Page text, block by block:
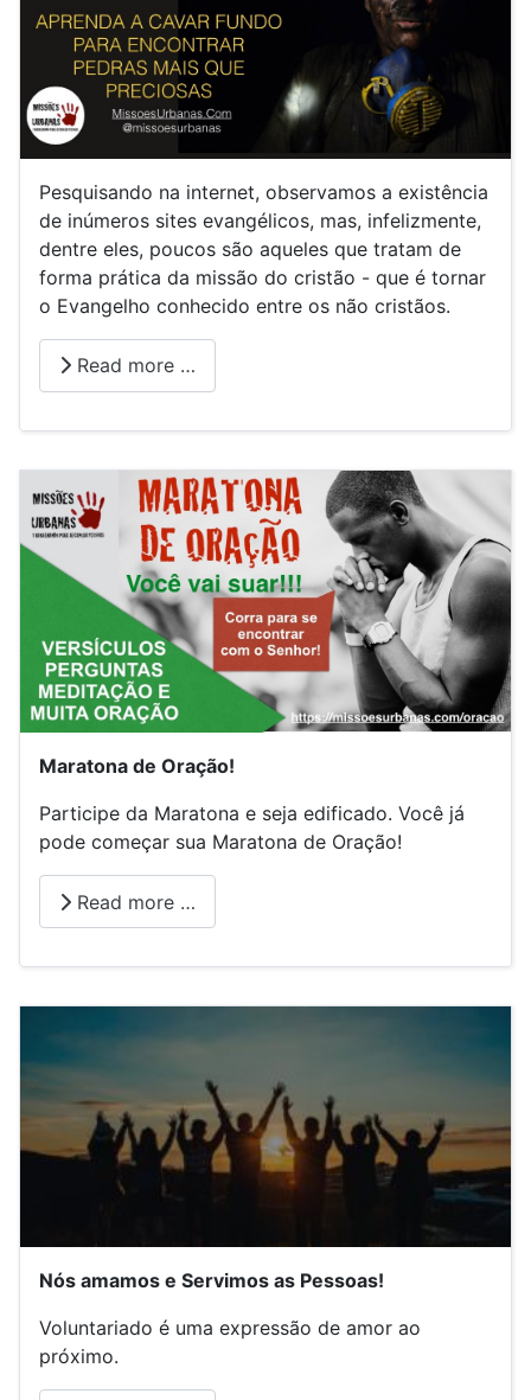
Pesquisando na internet, observamos a existência
de inúmeros sites evangélicos, mas, infelizmente,
dentre eles, poucos são aqueles que tratam de
forma prática da missão do cristão - que é tornar
o Evangelho conhecido entre os não cristãos.
Read more …
Maratona de Oração!
Participe da Maratona e seja edificado. Você já
pode começar sua Maratona de Oração!
Read more …
Nós amamos e Servimos as Pessoas!
Voluntariado é uma expressão de amor ao
próximo.